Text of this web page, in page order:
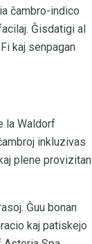
ĉambro-indico
Ĝisdatigi al
kaj senpagan
la Waldorf
inkluzivas
plene provizitan
Ĝuu bonan
kaj patiskejo